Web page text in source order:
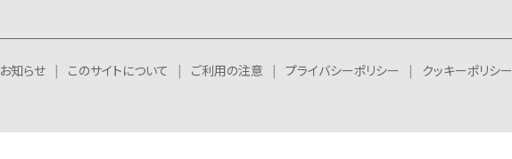
お知らせ このサイトについて ご利用の注意 プライバシーポリシー クッキーポリシー